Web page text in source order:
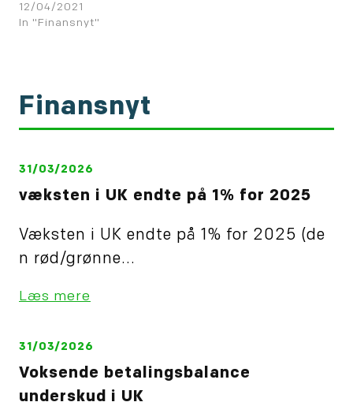
12/04/2021
In "Finansnyt"
Finansnyt
31/03/2026
væksten i UK endte på 1% for 2025
Væksten i UK endte på 1% for 2025 (de
n rød/grønne...
Læs mere
31/03/2026
Voksende betalingsbalance
underskud i UK